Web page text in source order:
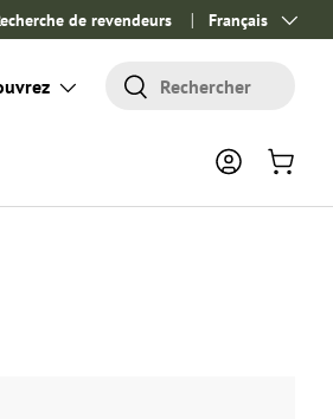
de revendeurs Langue
Français
Rechercher
Rechercher
Se connecter
Panier